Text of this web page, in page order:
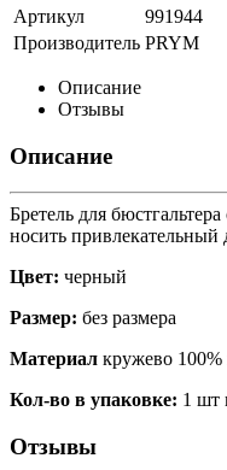
Артикул
991944
Производитель PRYM
Описание
Отзывы
Описание
Бретель для
носить привлекательный
Цвет: черный
Размер: без размера
Материал кружево 100%
Кол-во в упаковке: 1 шт
Отзывы